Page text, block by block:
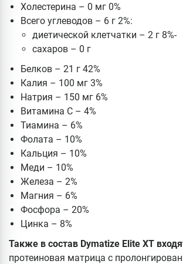
Холестерина – 0 мг 0%
Всего углеводов – 6 г 2%:
диетической клетчатки – 2 г 8%-
сахаров – 0 г
Белков – 21 г 42%
Калия – 100 мг 3%
Натрия – 150 мг 6%
Витамина C – 4%
Тиамина – 6%
Фолата – 10%
Кальция – 10%
Меди – 10%
Железа – 2%
Магния – 6%
Фосфора – 20%
Цинка – 8%
Также в состав Dymatize Elite XT
протеиновая матрица с